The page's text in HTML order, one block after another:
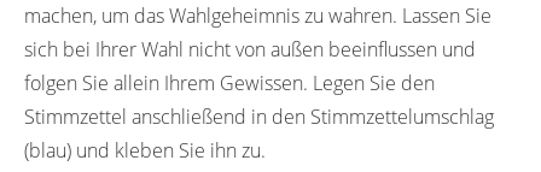
machen, um das Wahlgeheimnis zu wahren. Lassen Sie
sich bei Ihrer Wahl nicht von außen beeinflussen und
folgen Sie allein Ihrem Gewissen. Legen Sie den
Stimmzettel anschließend in den Stimmzettelumschlag
(blau) und kleben Sie ihn zu.